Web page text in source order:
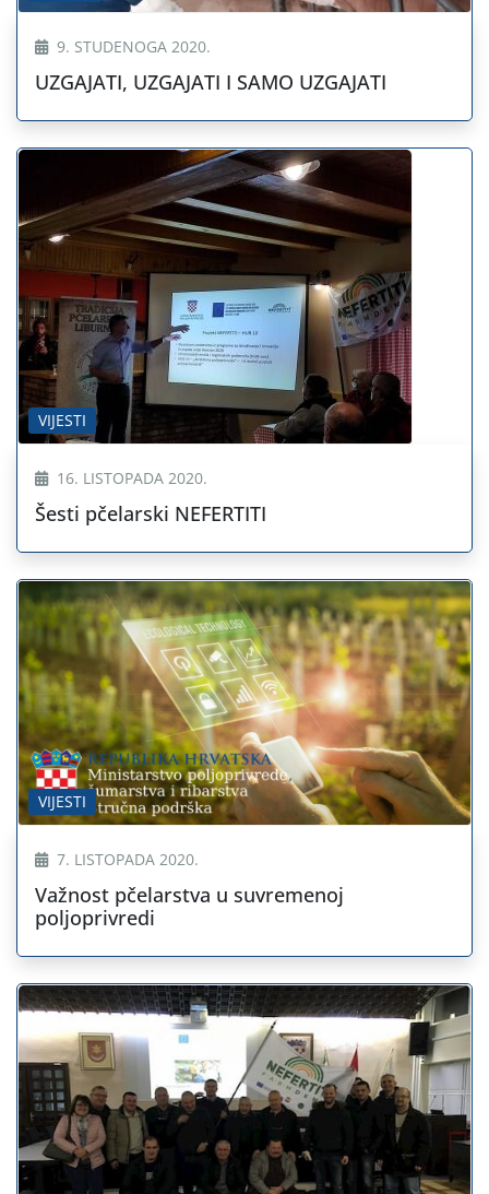
9. STUDENOGA 2020.
UZGAJATI, UZGAJATI I SAMO UZGAJATI
VIJESTI
16. LISTOPADA 2020.
Šesti pčelarski NEFERTITI
VIJESTI
7. LISTOPADA 2020.
Važnost pčelarstva u suvremenoj
poljoprivredi